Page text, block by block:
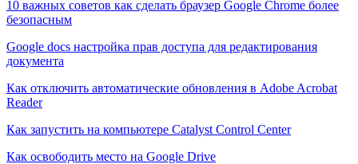
10 важных советов как сделать браузер Google Chrome более
безопасным
Google docs настройка прав доступа для редактирования
документа
Как отключить автоматические обновления в Adobe Acrobat
Reader
Как запустить на компьютере Catalyst Control Center
Как освободить место на Google Drive